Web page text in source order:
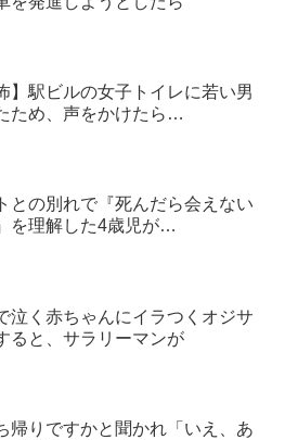
】駅ビルの女子トイレに若い男
ため、声をかけたら…
との別れで『死んだら会えない
を理解した4歳児が…
泣く赤ちゃんにイラつくオジサ
ると、サラリーマンが
帰りですかと聞かれ「いえ、あ